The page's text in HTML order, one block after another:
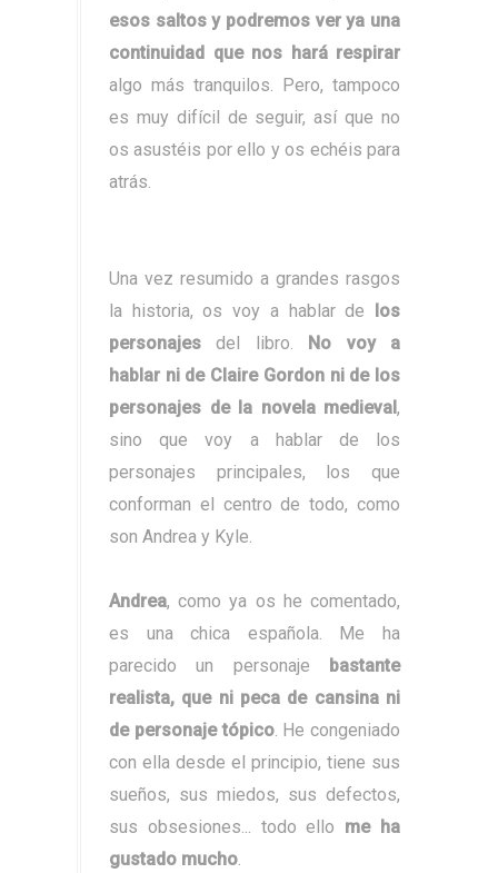
esos saltos y podremos ver ya una
continuidad que nos hará respirar
algo más tranquilos. Pero, tampoco
es muy difícil de seguir, así que no
os asustéis por ello y os echéis para
atrás.
Una vez resumido a grandes rasgos
la historia, os voy a hablar de los
personajesdel libro. No voy a
hablar ni de Claire Gordon ni de los
personajes de la novela medieval,
sino que voy a hablar de los
personajes principales, los que
conforman el centro de todo, como
son Andrea y Kyle.
Andrea, como ya os he comentado,
es una chica española. Me ha
parecido un personaje bastante
realista, que ni peca de cansina ni
de personaje tópico. He congeniado
con ella desde el principio, tiene sus
sueños, sus miedos, sus defectos,
sus obsesiones... todo ello me ha
gustado mucho.